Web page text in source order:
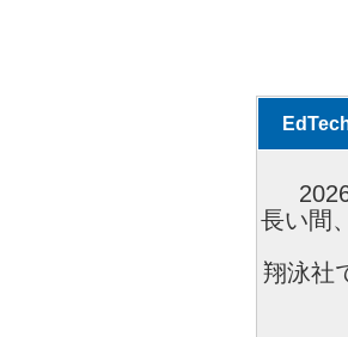
長い間
翔泳社